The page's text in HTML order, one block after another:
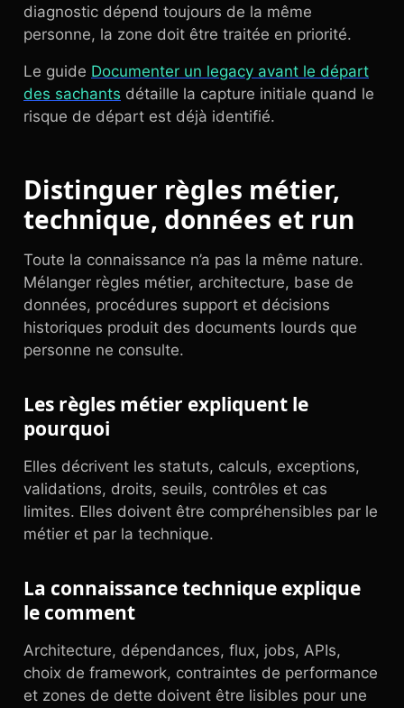
diagnostic dépend toujours de la même
personne, la zone doit être traitée en priorité.
Le guide Documenter un legacy avant le départ
des sachants détaille la capture initiale quand le
risque de départ est déjà identifié.
Distinguer règles métier,
technique, données et run
Toute la connaissance n’a pas la même nature.
Mélanger règles métier, architecture, base de
données, procédures support et décisions
historiques produit des documents lourds que
personne ne consulte.
Les règles métier expliquent le
pourquoi
Elles décrivent les statuts, calculs, exceptions,
validations, droits, seuils, contrôles et cas
limites. Elles doivent être compréhensibles par le
métier et par la technique.
La connaissance technique explique
le comment
Architecture, dépendances, flux, jobs, APIs,
choix de framework, contraintes de performance
et zones de dette doivent être lisibles pour une